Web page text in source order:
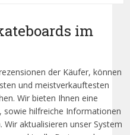
im
der Käufer, können
und meistverkauftesten
Wir bieten Ihnen eine
sowie hilfreiche Informationen
aktualisieren unser System